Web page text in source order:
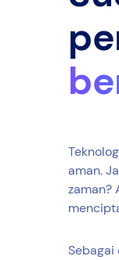
aman.
zaman?